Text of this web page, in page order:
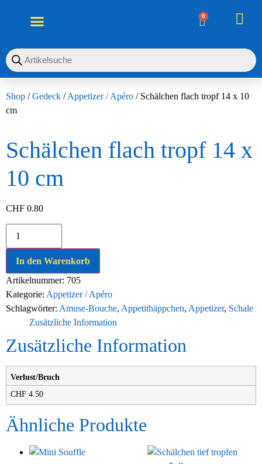
0
OO
Shop /Gedeck /Appetizer / Apéro / Schälchen flach tropf 14 x 10
cm
Schälchen flach tropf 14 x
10 cm
CHF 0.80
In den Warenkorb
Artikelnummer: 705
Kategorie: Appetizer / Apéro
Schlagwörter: Amuse-Bouche, Appetithäppchen, Appetizer, Schale
Zusätzliche Information
Zusätzliche Information
Verlust/Bruch
CHF 4.50
Ähnliche Produkte